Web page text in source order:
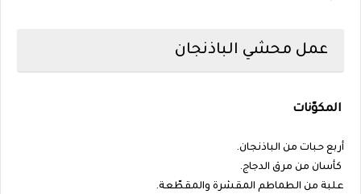
عمل محشي الباذنجان
المكوّنات
أربع حبات من الباذنجان.
كأسان من مرق الدجاج.
علبة من الطماطم المقشرة والمقطّعة.